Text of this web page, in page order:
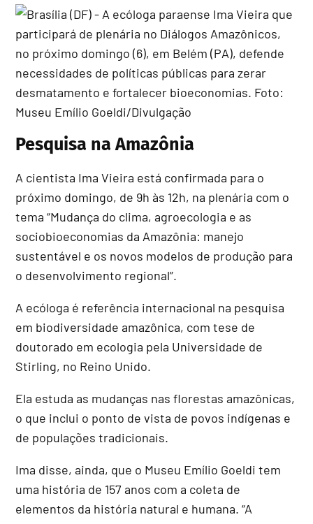
Pesquisa na Amazônia
A cientista Ima Vieira está confirmada para o
próximo domingo, de 9h às 12h, na plenária com o
tema “Mudança do clima, agroecologia e as
sociobioeconomias da Amazônia: manejo
sustentável e os novos modelos de produção para
o desenvolvimento regional”.
A ecóloga é referência internacional na pesquisa
em biodiversidade amazônica, com tese de
doutorado em ecologia pela Universidade de
Stirling, no Reino Unido.
Ela estuda as mudanças nas florestas amazônicas,
o que inclui o ponto de vista de povos indígenas e
de populações tradicionais.
Ima disse, ainda, que o Museu Emílio Goeldi tem
uma história de 157 anos com a coleta de
elementos da história natural e humana. “A